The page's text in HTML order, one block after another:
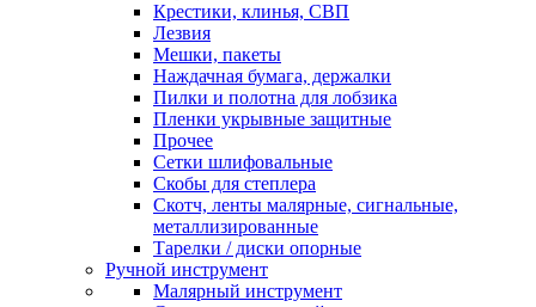
Крестики, клинья, СВП
Лезвия
Мешки, пакеты
Наждачная бумага, держалки
Пилки и полотна для лобзика
Пленки укрывные защитные
Прочее
Сетки шлифовальные
Скобы для степлера
Скотч, ленты малярные, сигнальные,
металлизированные
Тарелки / диски опорные
Ручной инструмент
Малярный инструмент